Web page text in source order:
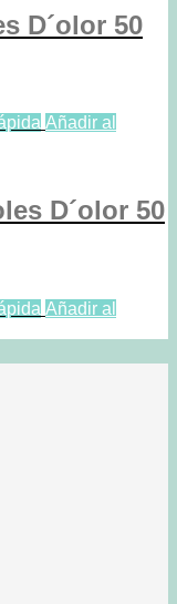
D´olor 50
Añadir al
D´olor 50
Añadir al